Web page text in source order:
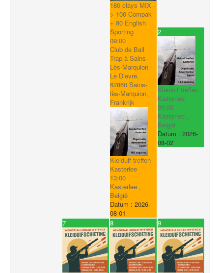
180 clays MIX -
> 100 Compak
+ 80 English
Sporting
09:00
Club de Ball
Trap à Sains-
Lès-Marquion -
Le Dievre,
62860 Sains-
lès-Marquion,
Frankrijk
Kleiduif treffen
Kasterlee
13:00
Kasterlee ,
België
Datum : 2026-
08-01
2
Kleiduif treffen
Kasterlee
09:00
Kasterlee ,
België
Datum : 2026-
08-02
7 8 9